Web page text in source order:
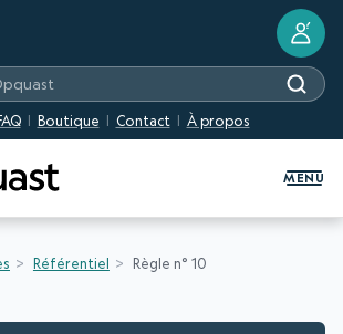
Boutique Contact À propos
Opquast
?
MENU
Référentiel Règle n° 10